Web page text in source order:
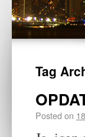
Tag
Posted on